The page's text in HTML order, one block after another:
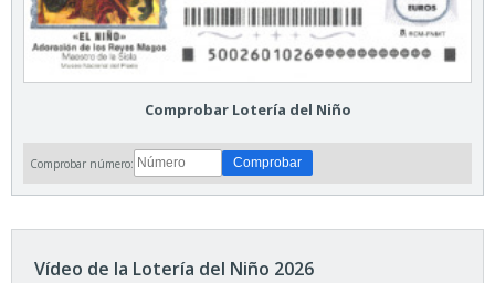
Comprobar Lotería del Niño
Comprobar número:
Vídeo de la Lotería del Niño 2026